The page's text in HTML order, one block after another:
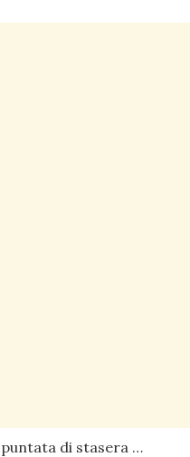
puntata di stasera …